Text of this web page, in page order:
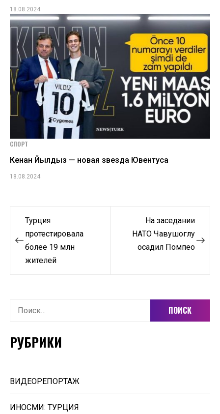
18.08.2024
СПОРТ
Кенан Йылдыз — новая звезда Ювентуса
18.08.2024
Навигация
по
записям
Турция
протестировала
более 19 млн
жителей
На заседании
НАТО Чавушоглу
осадил Помпео
Найти:
РУБРИКИ
ВИДЕОРЕПОРТАЖ
ИНОСМИ: ТУРЦИЯ